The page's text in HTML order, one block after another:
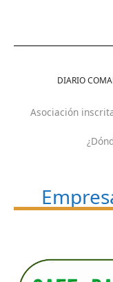
DIARIO
Asociación